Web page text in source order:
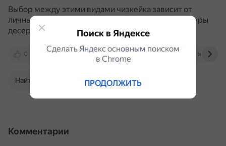
Выбор между этими видами чизкейка зависит от
личных предпочтений и желаемого вкуса и текстуры
десерта.
0 dzen.ru telegra.ph
Найти в Поиске
Комментарии
Поиск в Яндексе
Сделать Яндекс основным поиском
в Сhrome
ПРОДОЛЖИТЬ